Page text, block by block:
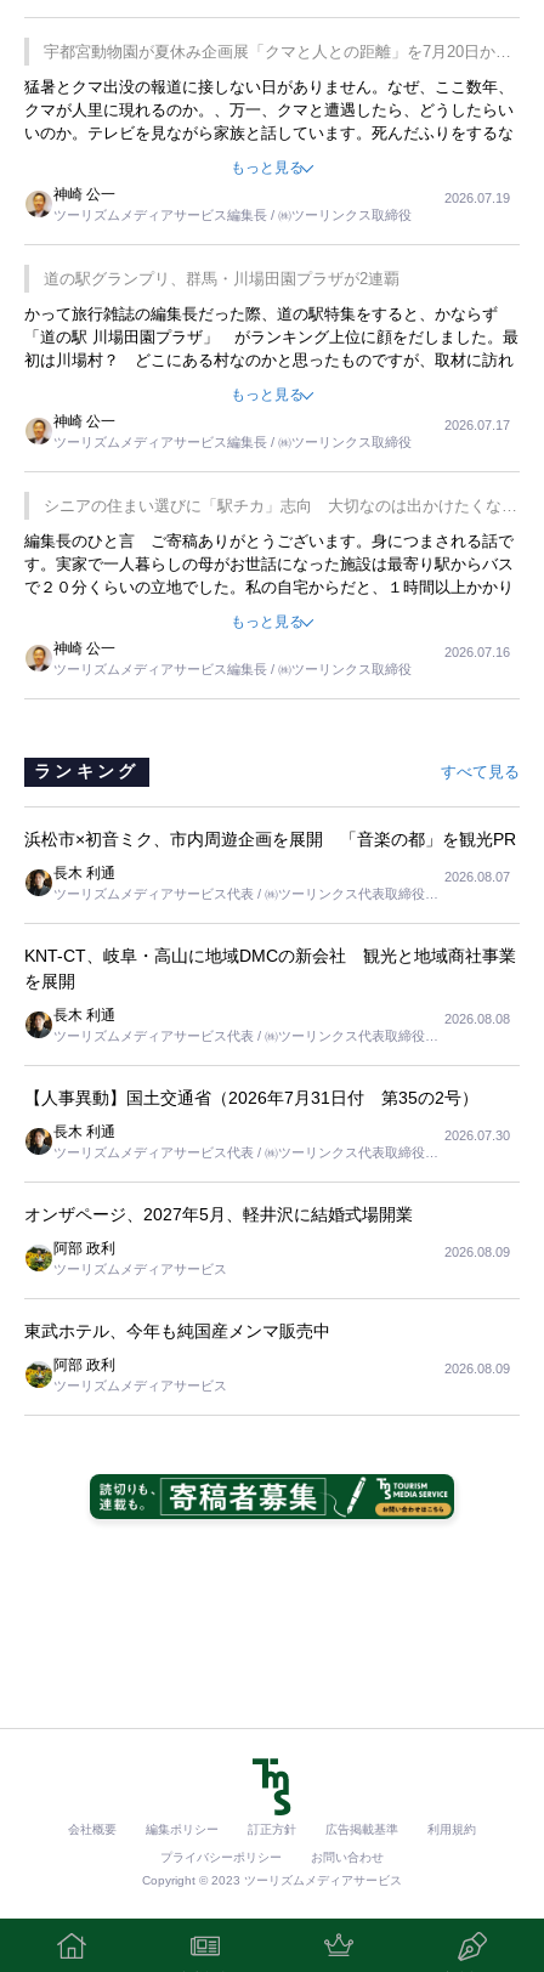
宇都宮動物園が夏休み企画展「クマと人との距離」を7月20日から
開催
猛暑とクマ出没の報道に接しない日がありません。なぜ、ここ数年、
クマが人里に現れるのか。、万一、クマと遭遇したら、どうしたらい
いのか。テレビを見ながら家族と話しています。死んだふりをするな
もっと見る
神崎 公一
ツーリズムメディアサービス編集長 / ㈱ツーリンクス取締役
2026.07.19
道の駅グランプリ、群馬・川場田園プラザが2連覇
かって旅行雑誌の編集長だった際、道の駅特集をすると、かならず
「道の駅 川場田園プラザ」 がランキング上位に顔をだしました。最
初は川場村？ どこにある村なのかと思ったものですが、取材に訪れ
した。プレゼンも巧みで、今でも思い出すことが２つあります。一つ
は、従業員に東京ディズニーランドを見学させ、サービス業、接客業
の何かを理解してもらっていることです。 もう一つは1800円もする
プレミアムヨーグルトを販売するにあたり、社内に懸念もあったそう
です。永井社長は、駐車場に都内ナンバーの高級外車が停まっている
ことに目をつけ、高級商品でも売れると確信したそうです。今回の記
事を懐かしく読みました。
もっと見る
神崎 公一
ツーリズムメディアサービス編集長 / ㈱ツーリンクス取締役
2026.07.17
シニアの住まい選びに「駅チカ」志向 大切なのは出かけたくなる
暮らし
編集長のひと言 ご寄稿ありがとうございます。身につまされる話で
す。実家で一人暮らしの母がお世話になった施設は最寄り駅からバス
で２０分くらいの立地でした。私の自宅からだと、１時間以上かかり
すが、私と妹にとっては、半日仕事ででした。シニアの住まい選び
は、当人だけではなく、世話をする家族の足の便も考えない外池ない
と思いました。
もっと見る
神崎 公一
ツーリズムメディアサービス編集長 / ㈱ツーリンクス取締役
2026.07.16
ランキング すべて見る
浜松市×初音ミク、市内周遊企画を展開 「音楽の都」を観光PR
長木 利通
ツーリズムメディアサービス代表 / ㈱ツーリンクス代表取締役社
2026.08.07
KNT-CT、岐阜・高山に地域DMCの新会社 観光と地域商社事業
を展開
長木 利通
ツーリズムメディアサービス代表 / ㈱ツーリンクス代表取締役社
2026.08.08
【人事異動】国土交通省（2026年7月31日付 第35の2号）
長木 利通
ツーリズムメディアサービス代表 / ㈱ツーリンクス代表取締役社
2026.07.30
オンザページ、2027年5月、軽井沢に結婚式場開業
阿部 政利
ツーリズムメディアサービス
2026.08.09
東武ホテル、今年も純国産メンマ販売中
阿部 政利
ツーリズムメディアサービス
2026.08.09
会社概要 編集ポリシー 訂正方針 広告掲載基準 利用規約
プライバシーポリシー
お問い合わせ
Copyright © 2023 ツーリズムメディアサービス